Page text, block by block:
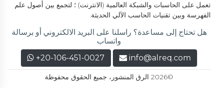
تعمل على الحاسبات والشبكة العالمية (الانترنت) ؛ لتجمع بين أصول علم
الفهرسة وبين تقنيات الحاسب الآلي الحديثة.
هل تحتاج إلى مساعدة؟ راسلنا على البريد الالكتروني أو برسالة
واتساب
info@alreq.com
+20-106-451-0027
©2026 الرق المنشور، جميع الحقوق محفوظة